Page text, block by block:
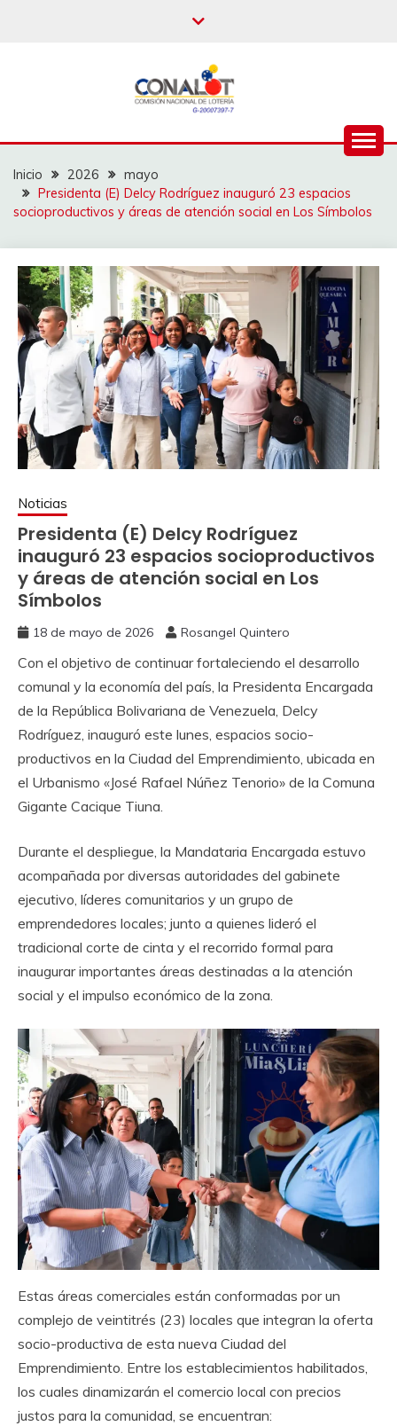
Inicio 2026
mayo
Presidenta (E) Delcy Rodríguez inauguró 23 espacios
socioproductivos y áreas de atención social en Los Símbolos
Noticias
Presidenta (E) Delcy Rodríguez
inauguró 23 espacios socioproductivos
y áreas de atención social en Los
Símbolos
18 de mayo de 2026 Rosangel Quintero
Con el objetivo de continuar fortaleciendo el desarrollo
comunal y la economía del país, la Presidenta Encargada
de la República Bolivariana de Venezuela, Delcy
Rodríguez, inauguró este lunes, espacios socio-
productivos en la Ciudad del Emprendimiento, ubicada en
el Urbanismo «José Rafael Núñez Tenorio» de la Comuna
Gigante Cacique Tiuna.
Durante el despliegue, la Mandataria Encargada estuvo
acompañada por diversas autoridades del gabinete
ejecutivo, líderes comunitarios y un grupo de
emprendedores locales; junto a quienes lideró el
tradicional corte de cinta y el recorrido formal para
inaugurar importantes áreas destinadas a la atención
social y el impulso económico de la zona.
Estas áreas comerciales están conformadas por un
complejo de veintitrés (23) locales que integran la oferta
socio-productiva de esta nueva Ciudad del
Emprendimiento. Entre los establecimientos habilitados,
los cuales dinamizarán el comercio local con precios
justos para la comunidad, se encuentran: